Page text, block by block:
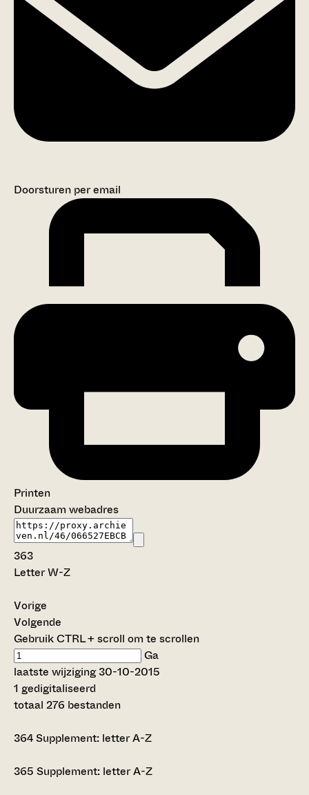
Doorsturen per email
Printen
Duurzaam webadres
363
Letter W-Z
Vorige
Volgende
Gebruik CTRL + scroll om te scrollen
Ga
laatste wijziging 30-10-2015
1 gedigitaliseerd
totaal 276 bestanden
364Supplement: letter A-Z
365 Supplement: letter A-Z